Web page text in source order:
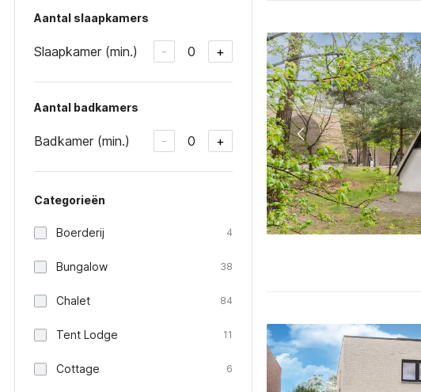
Aantal slaapkamers
Slaapkamer (min.) - 0 +
Aantal badkamers
Badkamer (min.) - 0 +
Categorieën
Boerderij 4
Bungalow 38
Chalet 84
Tent Lodge 11
Cottage 6